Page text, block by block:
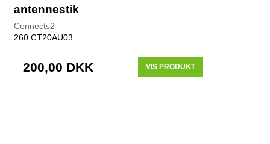
antennestik
Connects2
260 CT20AU03
200,00 DKK VIS PRODUKT